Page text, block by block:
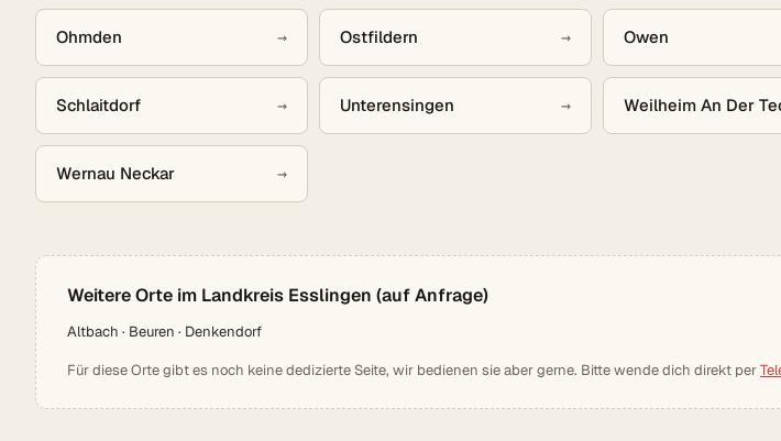
Ohmden → Ostfildern → Owen
Schlaitdorf → Unterensingen → Weilheim An Der
Wernau Neckar →
Weitere Orte im Landkreis Esslingen (auf Anfrage)
Altbach · Beuren · Denkendorf
Für diese Orte gibt es noch keine dedizierte Seite, wir bedienen sie aber gerne. Bitte wende dich direkt per